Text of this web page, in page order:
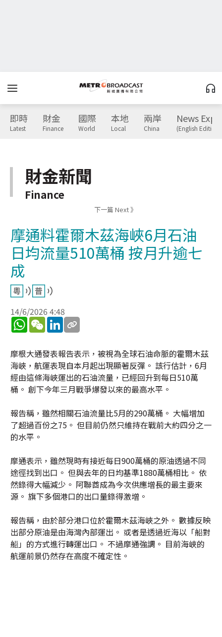
即時
Latest
財金
Finance
國際
World
本地
Local
兩岸
China
News
(English Edition)
財金新聞
Finance
下一篇 Next 》
摩通料霍爾木茲海峽6月石油
日均流量510萬桶 按月升逾七
成
14/6/2026 4:48
WhatsApp
WeChatLinkedIn
摩根大通發表報告表示，被視為全球石油命脈的霍爾木茲
海峽，航運表現自本月起出現顯著反彈。 該行估計，6月
經由這條海峽運出的石油流量，已經回升到每日510萬
桶。 創下今年三月戰爭爆發以來的最高水平。
報告稱，雖然相關石油流量比5月的290萬桶。 大幅增加
了超過百份之75。 但目前仍然只維持在戰前大約四分之一
的水平。
摩通表示，雖然現時有接近每日900萬桶的原油透過不同
途徑找到出口。 但與去年的日均基準1880萬桶相比。 依
然錄得大幅減少。 阿聯酋成為今次供應增長的最主要來
源。 旗下多個港口的出口量錄得激增。
報告稱，由於部分港口位於霍爾木茲海峽之外。 數據反映
出部分原油是由海灣內部運出。 或者是透過近海以「船對
船」的方式進行轉運出口。 不過摩通強調。 目前海峽的
航運前景仍然存在高度不確定性。